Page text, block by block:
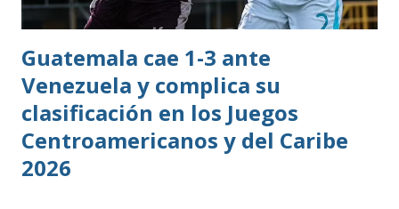
resultados, particularmente del de Honduras vs. Panamá.
Guatemala cae 1-3 ante
Venezuela y complica su
clasificación en los Juegos
Centroamericanos y del Caribe
2026